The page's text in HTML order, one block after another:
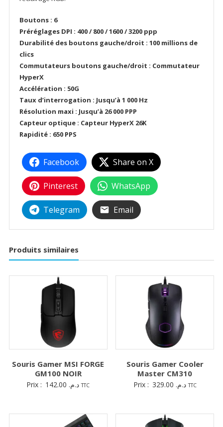
Boutons : 6
Préréglages DPI : 400 / 800 / 1600 / 3200 ppp
Durabilité des boutons gauche/droit : 100 millions de
clics
Commutateurs boutons gauche/droit : Commutateur
HyperX
Accélération : 50G
Taux d’interrogation : Jusqu’à 1 000 Hz
Résolution maxi : Jusqu’à 26 000 PPP
Capteur optique : Capteur HyperX 26K
Rapidité : 650 PPS
Facebook Share on X
Pinterest WhatsApp
Telegram Email
Produits similaires
Souris Gamer MSI FORGE
GM100 NOIR
Prix : د.م. TTC
Souris Gamer Cooler
Master CM310
Prix : د.م. TTC